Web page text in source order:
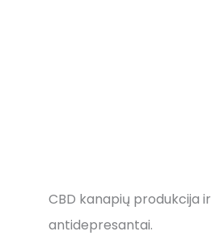
CBD kanapių produkcija ir
antidepresantai.